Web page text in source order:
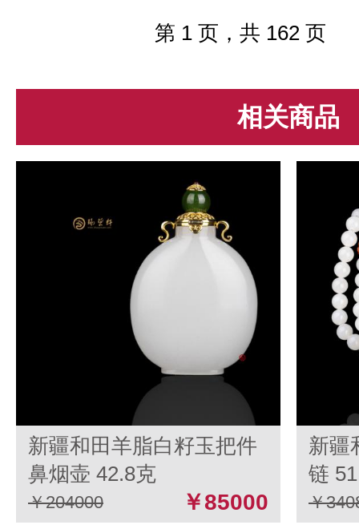
翡翠价值的地方也是它的底，种，...
第 1 页，共 162 页
相关商品
新疆和田羊脂白籽玉把件
鼻烟壶 42.8克
￥204000 ￥85000
新疆
链
￥